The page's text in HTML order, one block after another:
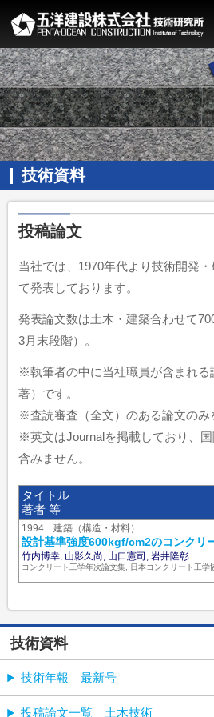
技術資料
投稿論文
当社では、1970年代より技術開発
て発表しております。
発表論文数は土木・建築合わせて
3月末段階）。
※執筆者の中に当社職員が含まれる
著）です。
※査読審査（全文）のある論文のみ
※英文はJournalを掲載しており、
含みません。
タイトル
著者 等
1994 建築（構造・材料）
設計基準強度600kgf/cm2のコンクリ
竹内博幸, 山影久尚, 山口憲司, 岩井隆彰
コンクリート工学年次論文集, 日本コンクリート工学
技術資料
技術年報 最新号
投稿論文一覧 土木技術